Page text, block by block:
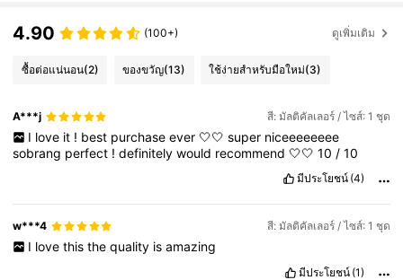
4.90 (100+) ดูเพิ่มเติม
ซื้อต่อแน่นอน(2) ของขวัญ(13) ใช้ง่ายสำหรับมือใหม่(3)
A***j สี: มัลติคัลเลอร์ / ไซส์: 1 ชุด
I love it ! best purchase ever 🤍🤍 super niceeeeeeee
sobrang perfect !definitelywould recommend🤍🤍10 /10
มีประโยชน์ (4)
w***4 สี: มัลติคัลเลอร์ / ไซส์: 1 ชุด
I love this the quality is amazing
มีประโยชน์ (1)